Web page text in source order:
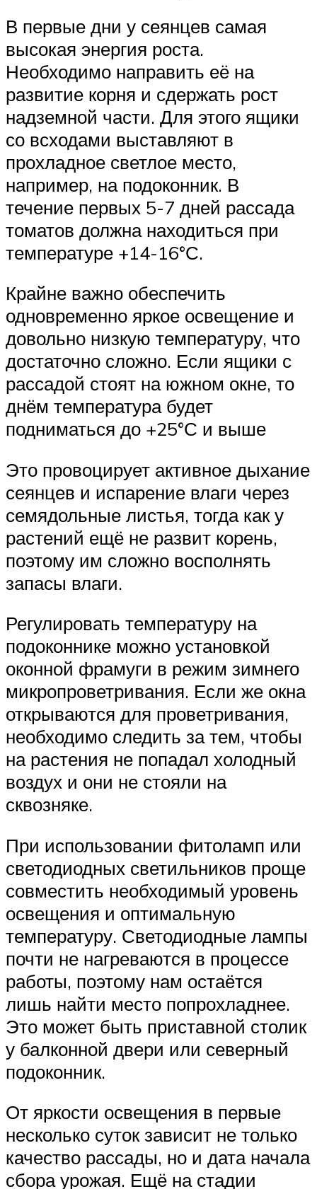
В первые дни у сеянцев самая
высокая энергия роста.
Необходимо направить её на
развитие корня и сдержать рост
надземной части. Для этого ящики
со всходами выставляют в
прохладное светлое место,
например, на подоконник. В
течение первых 5-7 дней рассада
томатов должна находиться при
температуре +14-16°С.
Крайне важно обеспечить
одновременно яркое освещение и
довольно низкую температуру, что
достаточно сложно. Если ящики с
рассадой стоят на южном окне, то
днём температура будет
подниматься до +25°С и выше
Это провоцирует активное дыхание
сеянцев и испарение влаги через
семядольные листья, тогда как у
растений ещё не развит корень,
поэтому им сложно восполнять
запасы влаги.
Регулировать температуру на
подоконнике можно установкой
оконной фрамуги в режим зимнего
микропроветривания. Если же окна
открываются для проветривания,
необходимо следить за тем, чтобы
на растения не попадал холодный
воздух и они не стояли на
сквозняке.
При использовании фитоламп или
светодиодных светильников проще
совместить необходимый уровень
освещения и оптимальную
температуру. Светодиодные лампы
почти не нагреваются в процессе
работы, поэтому нам остаётся
лишь найти место попрохладнее.
Это может быть приставной столик
у балконной двери или северный
подоконник.
От яркости освещения в первые
несколько суток зависит не только
качество рассады, но и дата начала
сбора урожая. Ещё на стадии